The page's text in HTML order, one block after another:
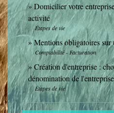
Domicilier votre
activité
Étapes de vie
Mentions obligatoires sur
Comptabilité - Facturation
Création d'entreprise :
dénomination de l'entreprise
Étapes de vie